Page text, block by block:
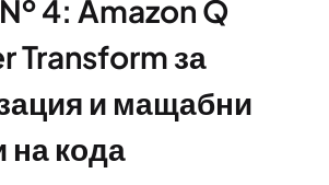
4: Amazon Q
Transform за
и мащабни
на кода